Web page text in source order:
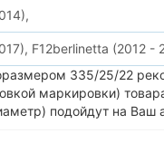
F12berlinetta (2012 -
335/25/22
маркировки)
подойдут на Ваш